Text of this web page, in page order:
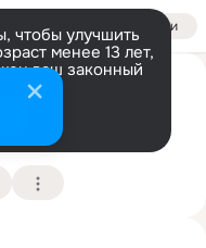
Войти
чтобы улучшить
менее 13 лет,
ваш законный
года)